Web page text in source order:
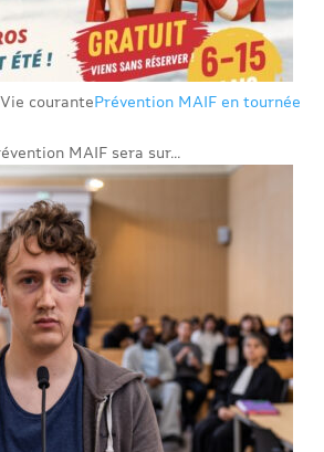
courantePrévention MAIF en tournée
MAIF sera sur...